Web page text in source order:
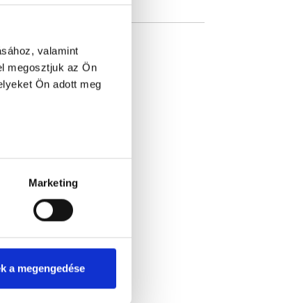
valamint
megosztjuk az Ön
Ön adott meg
Marketing
a megengedése
ízület)
(kis ízület)